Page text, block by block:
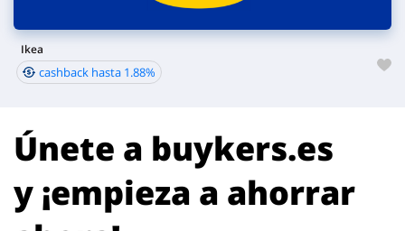
Ikea
cashback hasta 1.88%
Únete a buykers.es
y ¡empieza a ahorrar